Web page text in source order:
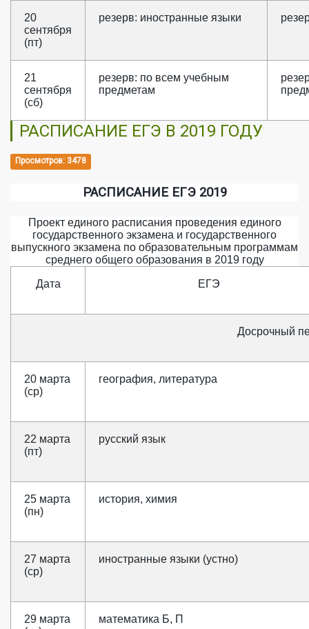
20
сентября
(пт)
резерв: иностранные языки
21
сентября
(сб)
резерв: по всем учебным
предметам
РАСПИСАНИЕ ЕГЭ В 2019 ГОДУ
Просмотров: 3478
РАСПИСАНИЕ ЕГЭ 2019
Проект единого расписания проведения единого
государственного экзамена и государственного
выпускного экзамена по образовательным программам
среднего общего образования в 2019 году
Дата ЕГЭ
Досрочный
20 марта
(ср)
география, литература
22 марта
(пт)
русский язык
25 марта
(пн)
история, химия
27 марта
(ср)
иностранные языки (устно)
29 марта
математика Б, П